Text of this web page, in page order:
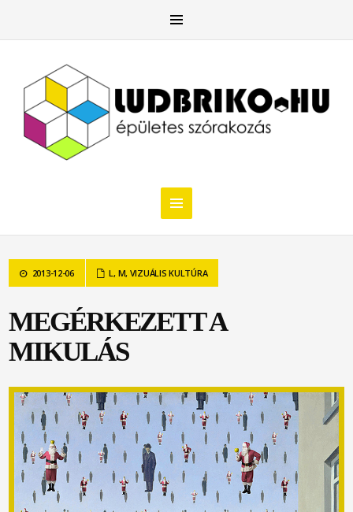
2013-12-06 L, M, VIZUÁLIS KULTÚRA
MEGÉRKEZETT A
MIKULÁS